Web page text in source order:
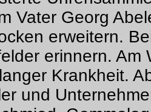
Vater Georg
erweitern.
erinnern. Am
Krankheit.
und